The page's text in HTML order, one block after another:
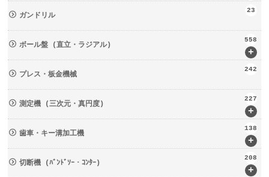
ガンドリル
23
+
ボール盤 (直立・ラジアル)
558
プレス・板金機械
242
+
測定機 (三次元・真円度)
227
+
歯車・キー溝加工機
138
+
切断機 (ﾊﾞﾝﾄﾞｿｰ・ｺﾝﾀｰ)
208